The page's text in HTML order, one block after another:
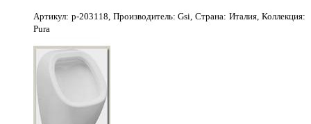
Артикул: p-203118, Производитель: Gsi, Страна: Италия, Коллекция:
Pura